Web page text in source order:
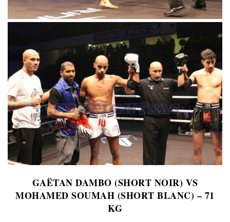
GAËTAN DAMBO (SHORT NOIR) VS
MOHAMED SOUMAH (SHORT BLANC) – 71
KG